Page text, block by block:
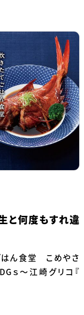
と何度もすれ違
はん食堂 こめやさ
ｓ～江崎グリコ『